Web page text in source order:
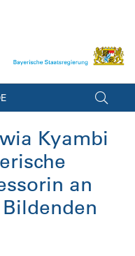
Kyambi
an